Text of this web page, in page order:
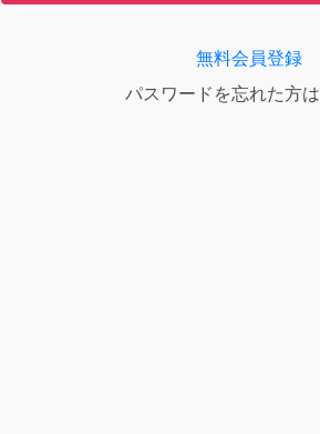
無料会員登録
パスワードを忘れた方は